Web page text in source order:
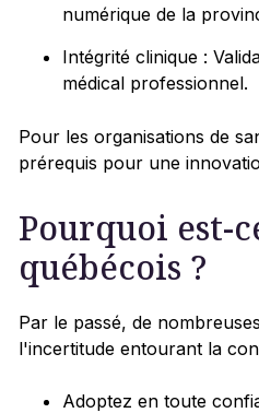
numérique de la
Intégrité clinique :
médical professionnel.
Pour les organisations de
prérequis pour une
Pourquoi est-
québécois ?
Par le passé, de
l'incertitude entourant la
Adoptez en toute